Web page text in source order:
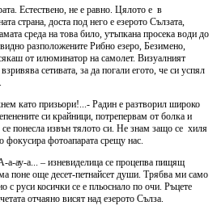
Естествено, не е равно. Цялото е в
страна, доста под него е езерото Сълзата,
среда на това било, утъпкана просека води до
разположените Рибно езеро, Безимено,
от илюминатор на самолет. Визуалният
сетивата, за да погали егото, че си успял
като призьори!...- Радин е разтворил широко
си крайници, потрепервам от болка и
понесла извън тялото си. Не знам защо се хиля
фотоапарата срещу нас.
ау-а... – изневиделица се процепва пищящ
поне още десет-петнайсет души. Трябва ми само
с руси косички се е пльоснало по очи. Ръцете
отчаяно висят над езерото Сълза.